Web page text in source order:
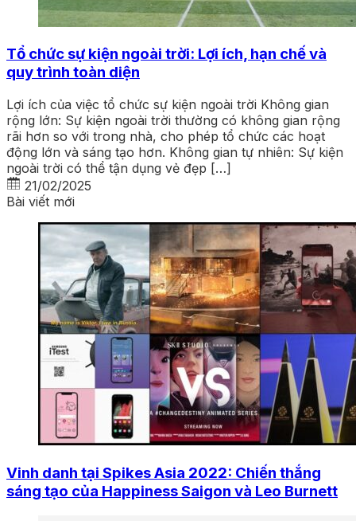
Tổ chức sự kiện ngoài trời: Lợi ích, hạn chế và
quy trình toàn diện
Lợi ích của việc tổ chức sự kiện ngoài trời Không gian
rộng lớn: Sự kiện ngoài trời thường có không gian rộng
rãi hơn so với trong nhà, cho phép tổ chức các hoạt
động lớn và sáng tạo hơn. Không gian tự nhiên: Sự kiện
ngoài trời có thể tận dụng vẻ đẹp […]
21/02/2025
Bài viết mới
Vinh danh tại Spikes Asia 2022: Chiến thắng
sáng tạo của Happiness Saigon và Leo Burnett